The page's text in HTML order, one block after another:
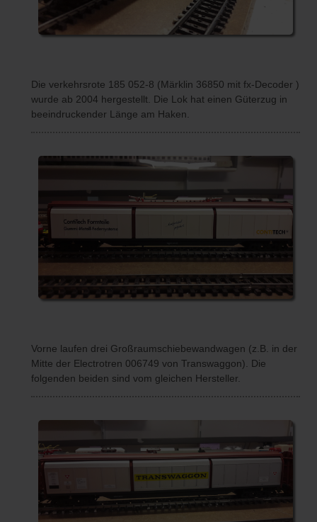
Die verkehrsrote 185 052-8 (Märklin 36850 mit fx-Decoder )
wurde ab 2004 hergestellt. Die Lok hat einen Güterzug in
beeindruckender Länge am Haken.
Vorne laufen drei Großraumschiebewandwagen (z.B. in der
Mitte der Electrotren 006749 von Transwaggon). Die
folgenden beiden sind vom gleichen Hersteller.